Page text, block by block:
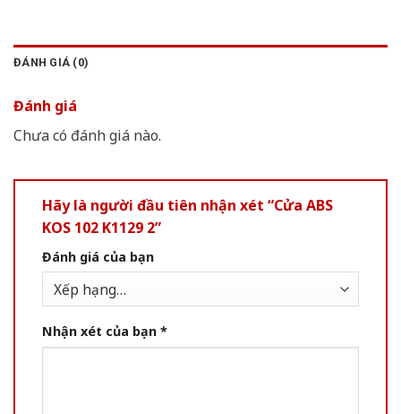
ĐÁNH GIÁ (0)
Đánh giá
Chưa có đánh giá nào.
Hãy là người đầu tiên nhận xét “Cửa ABS
KOS 102 K1129 2”
Đánh giá của bạn
Nhận xét của bạn *